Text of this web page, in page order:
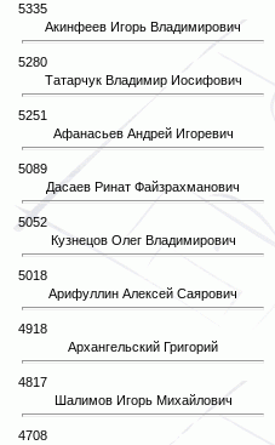
5335
Акинфеев Игорь Владимирович
5280
Татарчук Владимир Иосифович
5251
Афанасьев Андрей Игоревич
5089
Дасаев Ринат Файзрахманович
5052
Кузнецов Олег Владимирович
5018
Арифуллин Алексей Саярович
4918
Архангельский Григорий
4817
Шалимов Игорь Михайлович
4708